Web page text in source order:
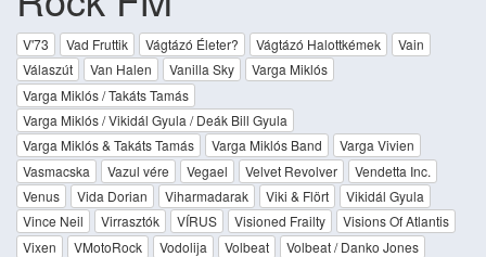
V'73 Vad Fruttik Vágtázó Életer? Vágtázó Halottkémek
Vain
Válaszút
Van Halen Vanilla Sky
Varga Miklós
Varga Miklós / Takáts Tamás
Varga Miklós / Vikidál Gyula / Deák Bill Gyula
Varga Miklós & Takáts Tamás
Varga Miklós Band
Varga Vivien
Vasmacska
Vazul vére Vegael Velvet Revolver
Vendetta Inc.
Venus
Vida Dorian Viharmadarak Viki & Flört
Vikidál Gyula
Vince Neil
Virrasztók VÍRUS Visioned Frailty
Visions Of Atlantis
Vixen
VMotoRock Vodolija Volbeat
Volbeat / Danko Jones